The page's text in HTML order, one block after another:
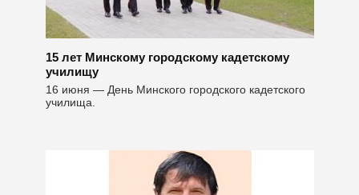
15 лет Минскому городскому кадетскому
училищу
16 июня — День Минского городского кадетского
училища.